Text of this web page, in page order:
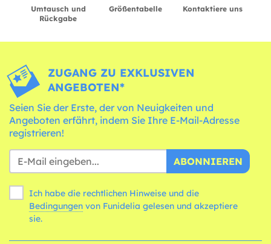
Umtausch und
Rückgabe
Größentabelle Kontaktiere uns
ZUGANG ZU EXKLUSIVEN
ANGEBOTEN*
Seien Sie der Erste, der von Neuigkeiten und
Angeboten erfährt, indem Sie Ihre E-Mail-Adresse
registrieren!
ABONNIEREN
Ich habe die rechtlichen Hinweise und die
Bedingungen
sie.